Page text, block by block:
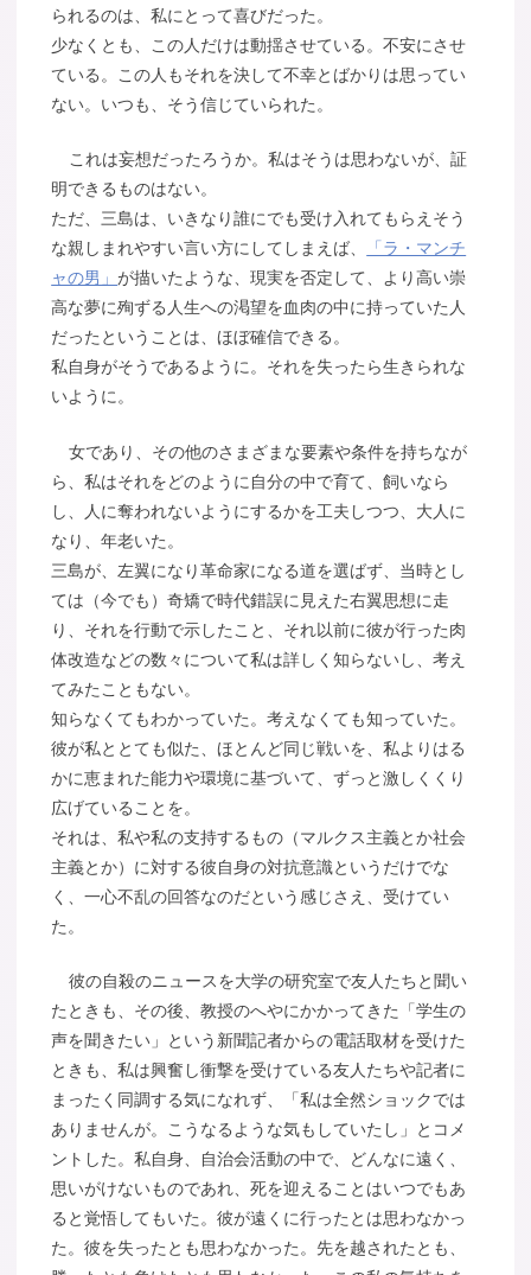
られるのは、私にとって喜びだった。
少なくとも、この人だけは動揺させている。不安にさせ
ている。この人もそれを決して不幸とばかりは思ってい
ない。いつも、そう信じていられた。
これは妄想だったろうか。私はそうは思わないが、証
明できるものはない。
ただ、三島は、いきなり誰にでも受け入れてもらえそう
な親しまれやすい言い方にしてしまえば、
「ラ・マンチ
ャの男」が描いたような、現実を否定して、より高い崇
高な夢に殉ずる人生への渇望を血肉の中に持っていた人
だったということは、ほぼ確信できる。
私自身がそうであるように。それを失ったら生きられな
いように。
女であり、その他のさまざまな要素や条件を持ちなが
ら、私はそれをどのように自分の中で育て、飼いなら
し、人に奪われないようにするかを工夫しつつ、大人に
なり、年老いた。
三島が、左翼になり革命家になる道を選ばず、当時とし
ては（今でも）奇矯で時代錯誤に見えた右翼思想に走
り、それを行動で示したこと、それ以前に彼が行った肉
体改造などの数々について私は詳しく知らないし、考え
てみたこともない。
知らなくてもわかっていた。考えなくても知っていた。
彼が私ととても似た、ほとんど同じ戦いを、私よりはる
かに恵まれた能力や環境に基づいて、ずっと激しくくり
広げていることを。
それは、私や私の支持するもの（マルクス主義とか社会
主義とか）に対する彼自身の対抗意識というだけでな
く、一心不乱の回答なのだという感じさえ、受けてい
た。
彼の自殺のニュースを大学の研究室で友人たちと聞い
たときも、その後、教授のへやにかかってきた「学生の
声を聞きたい」という新聞記者からの電話取材を受けた
ときも、私は興奮し衝撃を受けている友人たちや記者に
まったく同調する気になれず、「私は全然ショックでは
ありませんが。こうなるような気もしていたし」とコメ
ントした。私自身、自治会活動の中で、どんなに遠く、
思いがけないものであれ、死を迎えることはいつでもあ
ると覚悟してもいた。彼が遠くに行ったとは思わなかっ
た。彼を失ったとも思わなかった。先を越されたとも、